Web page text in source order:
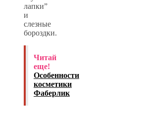
лапки”
и
слезные
бороздки.
Читай
еще!
Особенности
косметики
Фаберлик